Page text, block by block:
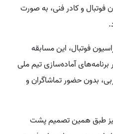
فوتبال و کادر فنی، به صورت
فوتبال، این مسابقه
برنامه‌های آماده‌سازی تیم ملی
بدون حضور تماشاگران و
طبق همین تصمیم پشت